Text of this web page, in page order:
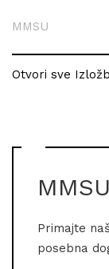
MMSU
Otvori sve
Primajte
posebna